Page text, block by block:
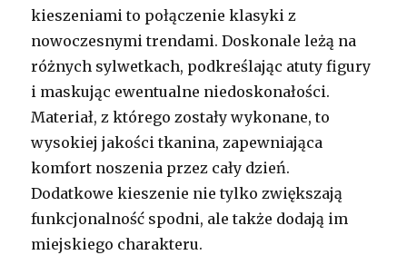
kieszeniami to połączenie klasyki z
nowoczesnymi trendami. Doskonale leżą na
różnych sylwetkach, podkreślając atuty figury
i maskując ewentualne niedoskonałości.
Materiał, z którego zostały wykonane, to
wysokiej jakości tkanina, zapewniająca
komfort noszenia przez cały dzień.
Dodatkowe kieszenie nie tylko zwiększają
funkcjonalność spodni, ale także dodają im
miejskiego charakteru.